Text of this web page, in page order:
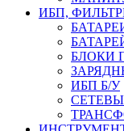
ИБП,
БЛОКИ
ИБП Б/У